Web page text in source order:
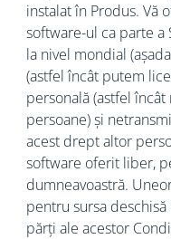
instalat în Produs. Vă
software-ul ca parte a
la nivel mondial
(astfel încât putem
personală (astfel
persoane) și
acest drept altor
software oferit liber,
dumneavoastră.
pentru sursa
părți ale acestor